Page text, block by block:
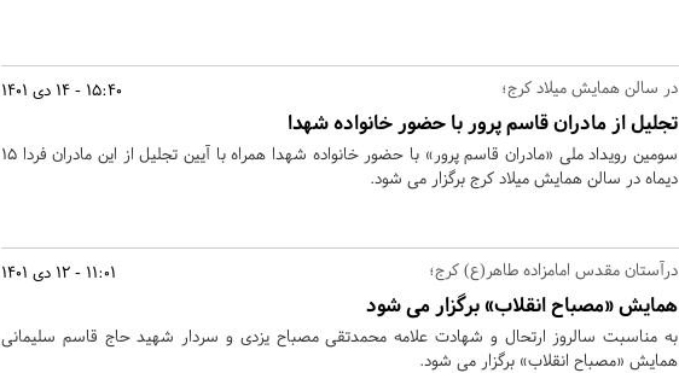
15:40 - 14 دی 1401 در سالن همایش میلاد کرج؛
تجلیل از مادران قاسم پرور با حضور خانواده شهدا
سومین رویداد ملی «مادران قاسم پرور» با حضور خانواده شهدا همراه با آیین تجلیل از این مادران فردا 15
دیماه در سالن همایش میلاد کرج برگزار می شود.
11:01 - 12 دی 1401 درآستان مقدس امامزاده طاهر(ع) کرج؛
همایش «مصباح انقلاب» برگزار می شود
به مناسبت سالروز ارتحال و شهادت علامه محمدتقی مصباح یزدی و سردار شهید حاج قاسم سلیمانی
همایش «مصباح انقلاب» برگزار می شود.